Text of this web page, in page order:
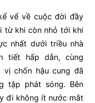
vể về cuộc đời đầy
từ khi còn nhỏ tới khi
nhất dưới triều nhà
tiết hấp dẫn, cùng
vị chốn hậu cung đã
tập phát sóng. Bên
đi không ít nước mắt